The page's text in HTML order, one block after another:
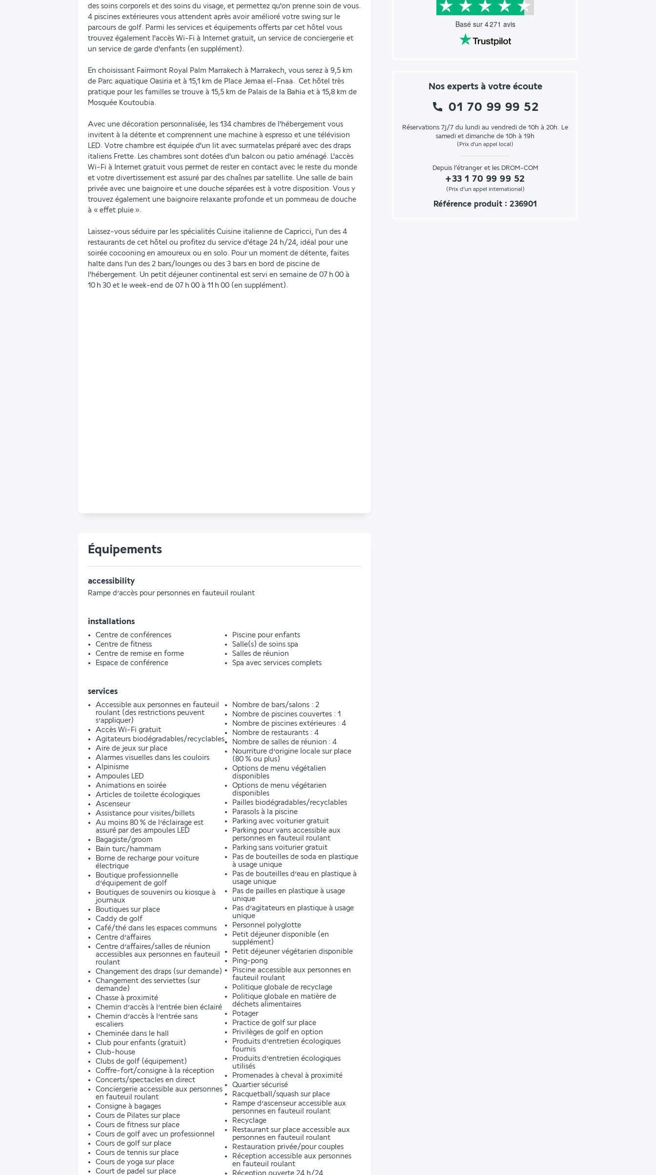
Basé sur 4 271 avis
Nos experts à votre écoute
01 70 99 99 52
Réservations 7j/7 du lundi au vendredi de 10h à 20h. Le
samedi et dimanche de 10h à 19h
(Prix d'un appel local)
Depuis l’étranger et les DROM-COM
+33 1 70 99 99 52
(Prix d’un appel international)
Référence produit : 236901
des soins corporels et des soins du visage, et permettez qu'on prenne soin de vous.
4 piscines extérieures vous attendent après avoir amélioré votre swing sur le
parcours de golf. Parmi les services et équipements offerts par cet hôtel vous
trouvez également l'accès Wi-Fi à Internet gratuit, un service de conciergerie et
un service de garde d'enfants (en supplément).
En choisissant Fairmont Royal Palm Marrakech à Marrakech, vous serez à 9,5 km
de Parc aquatique Oasiria et à 15,1 km de Place Jemaa el-Fnaa.  Cet hôtel très
pratique pour les familles se trouve à 15,5 km de Palais de la Bahia et à 15,8 km de
Mosquée Koutoubia.
Avec une décoration personnalisée, les 134 chambres de l'hébergement vous
invitent à la détente et comprennent une machine à espresso et une télévision
LED. Votre chambre est équipée d'un lit avec surmatelas préparé avec des draps
italiens Frette. Les chambres sont dotées d'un balcon ou patio aménagé. L'accès
Wi-Fi à Internet gratuit vous permet de rester en contact avec le reste du monde
et votre divertissement est assuré par des chaînes par satellite. Une salle de bain
privée avec une baignoire et une douche séparées est à votre disposition. Vous y
trouvez également une baignoire relaxante profonde et un pommeau de douche
à « effet pluie ».
Laissez-vous séduire par les spécialités Cuisine italienne de Capricci, l'un des 4
restaurants de cet hôtel ou profitez du service d'étage 24 h/24, idéal pour une
soirée cocooning en amoureux ou en solo. Pour un moment de détente, faites
halte dans l'un des 2 bars/lounges ou des 3 bars en bord de piscine de
l'hébergement. Un petit déjeuner continental est servi en semaine de 07 h 00 à
10 h 30 et le week-end de 07 h 00 à 11 h 00 (en supplément).
Équipements
accessibility
Rampe d’accès pour personnes en fauteuil roulant
installations
Centre de conférences
Centre de fitness
Centre de remise en forme
Espace de conférence
Piscine pour enfants
Salle(s) de soins spa
Salles de réunion
Spa avec services complets
services
Accessible aux personnes en fauteuil
roulant (des restrictions peuvent
s’appliquer)
Accès Wi-Fi gratuit
Agitateurs biodégradables/recyclables
Aire de jeux sur place
Alarmes visuelles dans les couloirs
Alpinisme
Ampoules LED
Animations en soirée
Articles de toilette écologiques
Ascenseur
Assistance pour visites/billets
Au moins 80 % de l’éclairage est
assuré par des ampoules LED
Bagagiste/groom
Bain turc/hammam
Borne de recharge pour voiture
électrique
Boutique professionnelle
d’équipement de golf
Boutiques de souvenirs ou kiosque à
journaux
Boutiques sur place
Caddy de golf
Café/thé dans les espaces communs
Centre d’affaires
Centre d’affaires/salles de réunion
accessibles aux personnes en fauteuil
roulant
Changement des draps (sur demande)
Changement des serviettes (sur
demande)
Chasse à proximité
Chemin d’accès à l’entrée bien éclairé
Chemin d’accès à l’entrée sans
escaliers
Cheminée dans le hall
Club pour enfants (gratuit)
Club-house
Clubs de golf (équipement)
Coffre-fort/consigne à la réception
Concerts/spectacles en direct
Conciergerie accessible aux personnes
en fauteuil roulant
Consigne à bagages
Cours de Pilates sur place
Cours de fitness sur place
Cours de golf avec un professionnel
Cours de golf sur place
Cours de tennis sur place
Cours de yoga sur place
Court de padel sur place
Nombre de bars/salons : 2
Nombre de piscines couvertes : 1
Nombre de piscines extérieures : 4
Nombre de restaurants : 4
Nombre de salles de réunion : 4
Nourriture d’origine locale sur place
(80 % ou plus)
Options de menu végétalien
disponibles
Options de menu végétarien
disponibles
Pailles biodégradables/recyclables
Parasols à la piscine
Parking avec voiturier gratuit
Parking pour vans accessible aux
personnes en fauteuil roulant
Parking sans voiturier gratuit
Pas de bouteilles de soda en plastique
à usage unique
Pas de bouteilles d’eau en plastique à
usage unique
Pas de pailles en plastique à usage
unique
Pas d’agitateurs en plastique à usage
unique
Personnel polyglotte
Petit déjeuner disponible (en
supplément)
Petit déjeuner végétarien disponible
Ping-pong
Piscine accessible aux personnes en
fauteuil roulant
Politique globale de recyclage
Politique globale en matière de
déchets alimentaires
Potager
Practice de golf sur place
Privilèges de golf en option
Produits d’entretien écologiques
fournis
Produits d’entretien écologiques
utilisés
Promenades à cheval à proximité
Quartier sécurisé
Racquetball/squash sur place
Rampe d’ascenseur accessible aux
personnes en fauteuil roulant
Recyclage
Restaurant sur place accessible aux
personnes en fauteuil roulant
Restauration privée/pour couples
Réception accessible aux personnes
en fauteuil roulant
Réception ouverte 24 h/24